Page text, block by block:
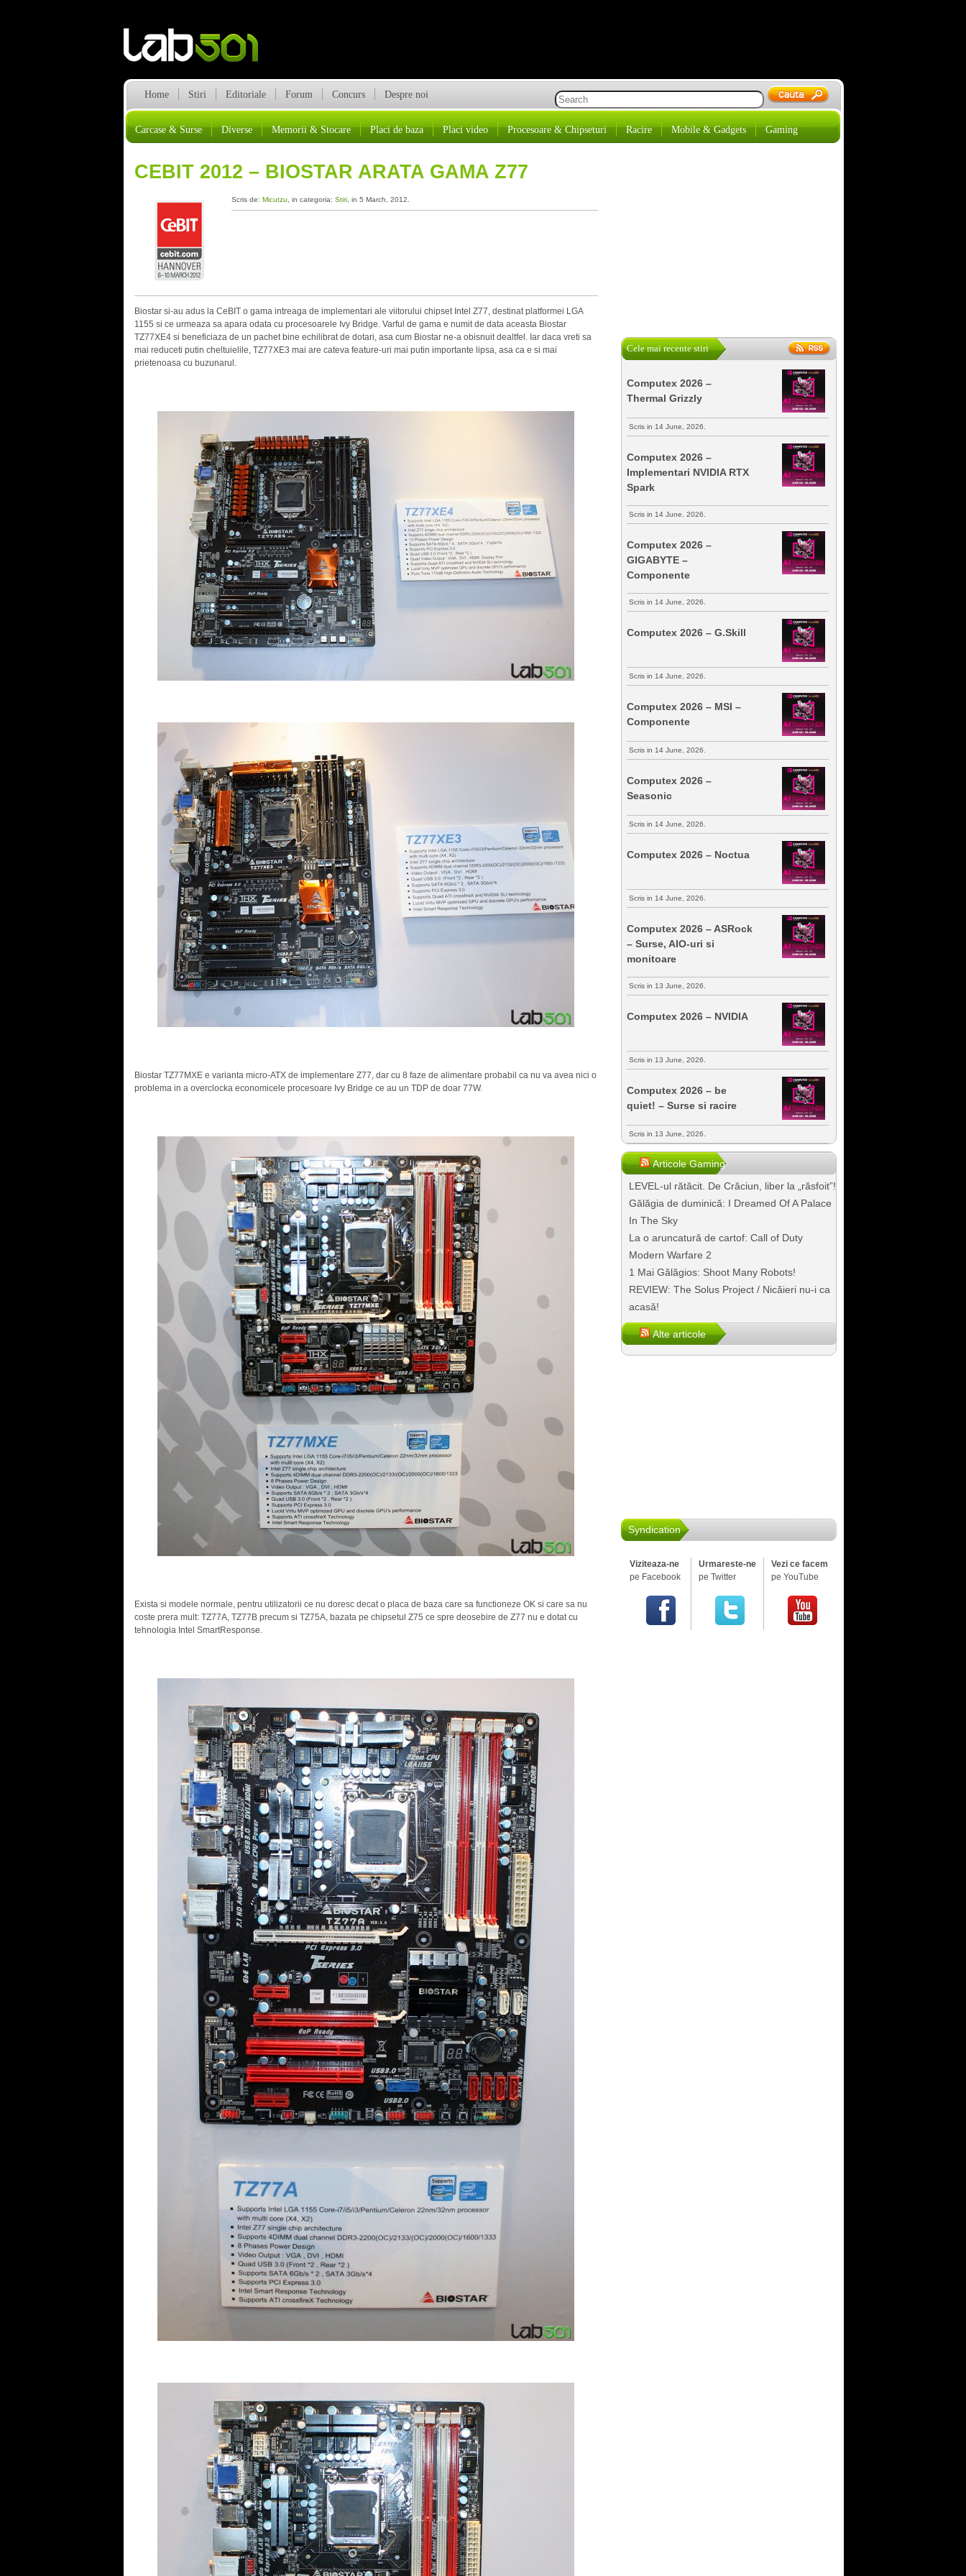
Home Stiri Editoriale Forum Concurs Despre noi
Carcase & Surse Diverse Memorii & Stocare Placi de baza Placi video Procesoare & Chipseturi Racire Mobile & Gadgets Gaming
CEBIT 2012 – BIOSTAR ARATA GAMA Z77
Scris de: Micutzu , in categoria: Stiri, in 5 March, 2012.
Biostar si-au adus la CeBIT o gama intreaga de implementari ale viitorului chipset Intel Z77, destinat platformei LGA
1155 si ce urmeaza sa apara odata cu procesoarele Ivy Bridge. Varful de gama e numit de data aceasta Biostar
TZ77XE4 si beneficiaza de un pachet bine echilibrat de dotari, asa cum Biostar ne-a obisnuit dealtfel. Iar daca vreti sa
mai reduceti putin cheltuielile, TZ77XE3 mai are cateva feature-uri mai putin importante lipsa, asa ca e si mai
prietenoasa cu buzunarul.
Biostar TZ77MXE e varianta micro-ATX de implementare Z77, dar cu 8 faze de alimentare probabil ca nu va avea nici o
problema in a overclocka economicele procesoare Ivy Bridge ce au un TDP de doar 77W.
Exista si modele normale, pentru utilizatorii ce nu doresc decat o placa de baza care sa functioneze OK si care sa nu
coste prera mult: TZ77A, TZ77B precum si TZ75A, bazata pe chipsetul Z75 ce spre deosebire de Z77 nu e dotat cu
tehnologia Intel SmartResponse.
Cele mai recente stiri
Computex 2026 –
Thermal Grizzly
Scris in 14 June, 2026.
Computex 2026 –
Implementari NVIDIA RTX
Spark
Scris in 14 June, 2026.
Computex 2026 –
GIGABYTE –
Componente
Scris in 14 June, 2026.
Computex 2026 – G.Skill
Scris in 14 June, 2026.
Computex 2026 – MSI –
Componente
Scris in 14 June, 2026.
Computex 2026 –
Seasonic
Scris in 14 June, 2026.
Computex 2026 – Noctua
Scris in 14 June, 2026.
Computex 2026 – ASRock
– Surse, AIO-uri si
monitoare
Scris in 13 June, 2026.
Computex 2026 – NVIDIA
Scris in 13 June, 2026.
Computex 2026 – be
quiet! – Surse si racire
Scris in 13 June, 2026.
Articole Gaming
LEVEL-ul rătăcit. De Crăciun, liber la „răsfoit”!
Gălăgia de duminică: I Dreamed Of A Palace
In The Sky
La o aruncatură de cartof: Call of Duty
Modern Warfare 2
1 Mai Gălăgios: Shoot Many Robots!
REVIEW: The Solus Project / Nicăieri nu-i ca
acasă!
Alte articole
Syndication
Viziteaza-ne
pe Facebook
Urmareste-ne
pe Twitter
Vezi ce facem
pe YouTube